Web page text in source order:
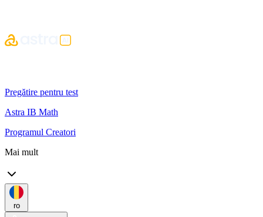
Pregătire pentru test
Astra IB Math
Programul Creatori
Mai mult
ro